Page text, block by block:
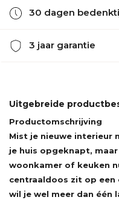
30 dagen
3 jaar garantie
Uitgebreide
Productomschrijving
Mist je nieuwe interieur
je huis opgeknapt,
woonkamer of keuken
centraaldoos zit op een
wil je wel meer dan één